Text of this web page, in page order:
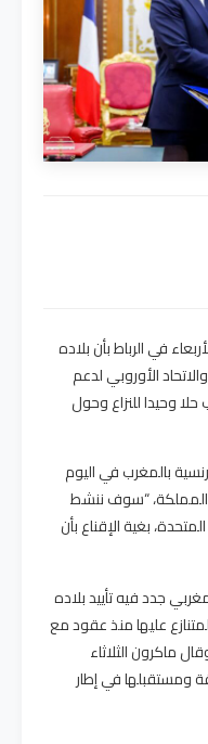
في الرباط بأن بلاده
الأوروبي لدعم
وحيدا للنزاع وحول
بالمغرب في اليوم
المملكة، “سوف ننشط
بغية الإقناع بأن
جدد فيه تأييد بلاده
عليها منذ عقود مع
ماكرون الثلاثاء
ومستقبلها في إطار